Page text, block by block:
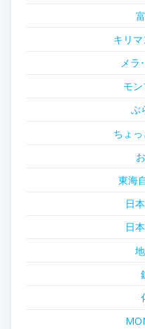
キリ
メラ
モ
ぶ
ちょ
東海
日
日